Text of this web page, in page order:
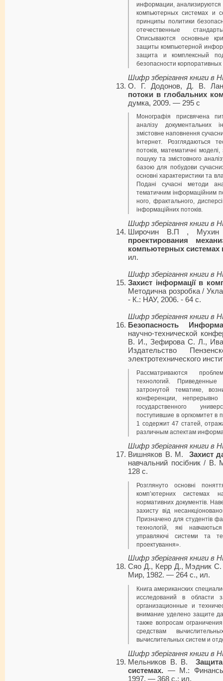
информации, анали­зируются
компьютерных системах и
принципы политики
отечественные
Описываются основные
защиты компьютерной
защита и комплексный
безопасности корпоративных
Шифр зберігання книги в
О. Г. Додонов, Д. В.
потоки в глобальних
думка, 2009. — 295 с
Монографія присвячена
аналізу документальних
змістовне наповнення
Інтернет. Розглядаються
потоків, математичні
пошуку та змістовного
базою для побудови
основні характеристики та
Подані сучасні методи
тематичним інформаційним
ного, фрактального,
інформаційних потоків.
Шифр зберігання книги в
Широчин В.П ,
проектирования
компьютерных системах
ил.
Шифр зберігання книги в
Захист інформації в
Методична розробка /
- К.: НАУ, 2006. - 64 с.
Шифр зберігання книги в
Безопасность
научно-технической
В. И., Зефирова C. Л.,
Издательство
электротехнического
Рассматриваются
технологий.
затронутой тематике,
конференции,
государственного
поступившие в оргкомитет
1 содержит 47 статей,
различным аспектам
Шифр зберігання книги в
Вишняков В. М. Захист
навчальний посібник /
128 с.
Розглянуто основні
комп’ютерних системах
нормативних документів.
захисту від
Призначено для студентів
технологій, які
управляючі системи та
проектування».
Шифр зберігання книги в
Сяо Д., Керр Д., Мэдник
Мир, 1982. — 264 с., ил.
Книга американских
иссле­дований в области
организационные и
внимание уделено защите
также вопросам
средствам
вычислительных систем и
Шифр зберігання книги в
Мельников В. В.
системах. — М.: Фи­нансы
1997. — 368 с.: ил.